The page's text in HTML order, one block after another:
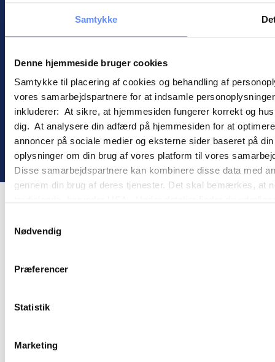
Samtykke
Denne hjemmeside bruger cookies
Samtykke til placering af cookies og behandling af
vores samarbejdspartnere for at indsamle
inkluderer: At sikre, at hjemmesiden fungerer korrekt og
dig. At analysere din adfærd på hjemmesiden for at
annoncer på sociale medier og eksterne sider baseret på
oplysninger om din brug af vores platform til vores
Disse samarbejdspartnere kan kombinere disse data med
gennem din brug af deres tjenester. Det skal bemærkes, at
cookie opbevares. Du bestemmer selv, hvilke formål vores
behandling af personoplysninger i
Nødvendig
Præferencer
Statistik
Marketing
Informasjonskapsler
Personopplysningspolitikk
! © Gomember